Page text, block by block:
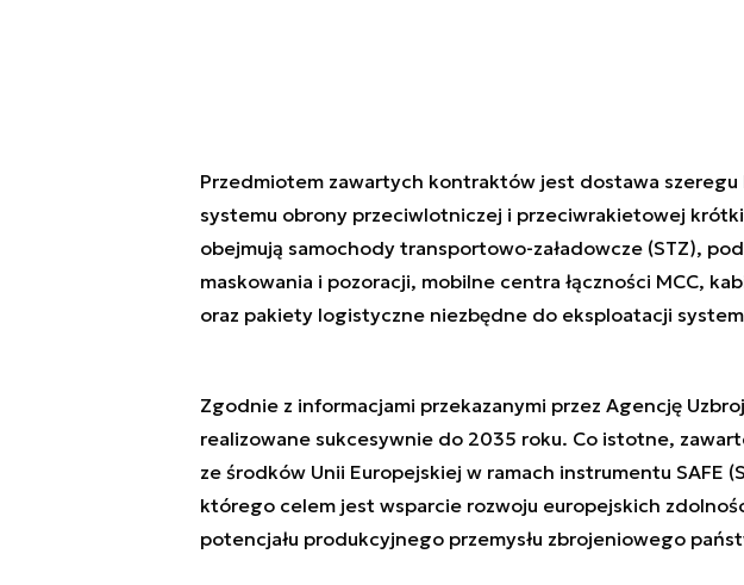
Przedmiotem zawartych kontraktów jest dostawa
systemu obrony przeciwlotniczej i przeciwrakietowej
obejmują samochody transportowo-załadowcze (STZ),
maskowania i pozoracji, mobilne centra łączności MCC,
oraz pakiety logistyczne niezbędne do eksploatacji
Zgodnie z informacjami przekazanymi przez Agencję
realizowane sukcesywnie do 2035 roku. Co istotne,
ze środków Unii Europejskiej w ramach instrumentu SAFE
którego celem jest wsparcie rozwoju europejskich
potencjału produkcyjnego przemysłu zbrojeniowego